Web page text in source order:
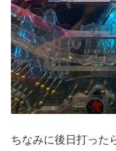
ちなみに後日打った